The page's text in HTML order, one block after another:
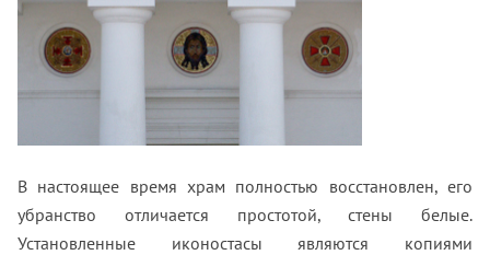
В настоящее время храм полностью восстановлен, его
убранство отличается простотой, стены белые.
Установленные иконостасы являются копиями